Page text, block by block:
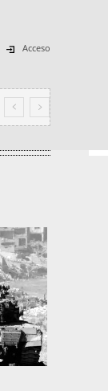
Acceso